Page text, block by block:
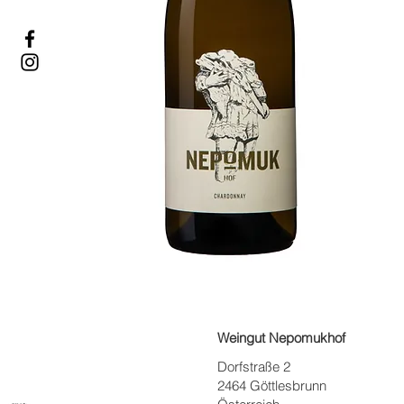
Weingut Nepomukhof
Dorfstraße 2
2464 Göttlesbrunn